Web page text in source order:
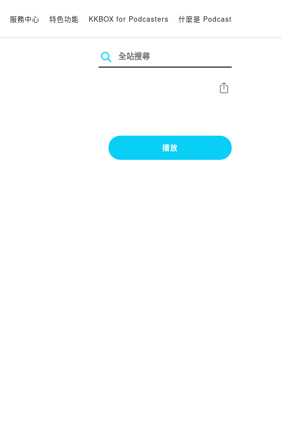
服務中心 特色功能 KKBOX for Podcasters 什麼是 Podcast
分享
播放